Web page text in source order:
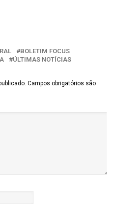
BOLETIM FOCUS
ÚLTIMAS NOTÍCIAS
Campos obrigatórios são